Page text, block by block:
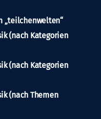
„teilchenwelten“
(nach Kategorien
(nach Kategorien
(nach Themen